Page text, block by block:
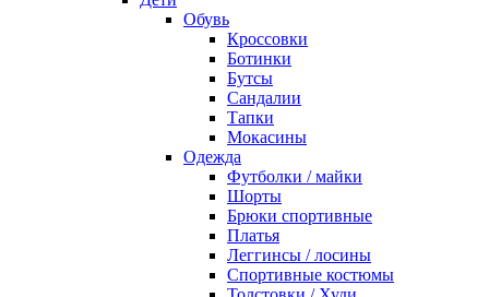
Обувь
Кроссовки
Ботинки
Бутсы
Сандалии
Тапки
Мокасины
Одежда
Футболки / майки
Шорты
Брюки спортивные
Платья
Леггинсы / лосины
Спортивные костюмы